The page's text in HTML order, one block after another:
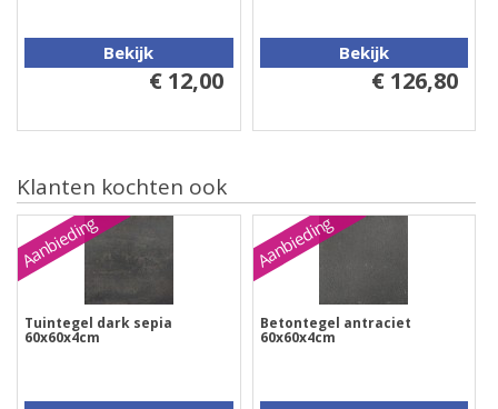
Bekijk
€ 12,00
Bekijk
€ 126,80
Klanten kochten ook
Aanbieding
Tuintegel dark sepia
60x60x4cm
Aanbieding
Betontegel antraciet
60x60x4cm